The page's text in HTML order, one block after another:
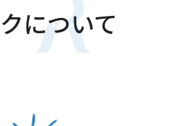
について